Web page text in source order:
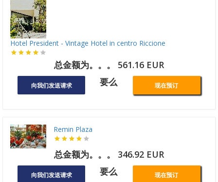
Hotel President - Vintage Hotel in centro Riccione
总金额为。。。 561.16 EUR
向我们发送请求 要么 现在预订
Remin Plaza
总金额为。。。 346.92 EUR
向我们发送请求 要么 现在预订